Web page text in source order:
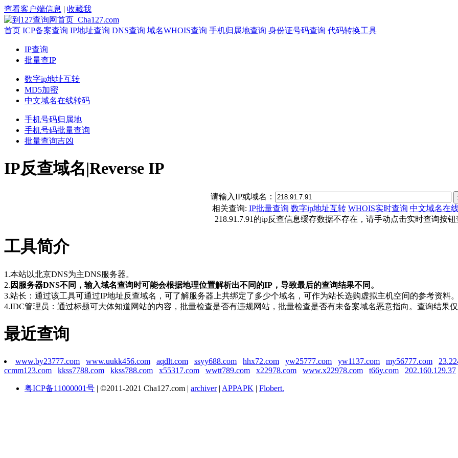
查看客户端信息 | 收藏我
首页 ICP备案查询 IP地址查询 DNS查询 域名WHOIS查询 手机归属地查询 身份证号码查询 代码转换工具
IP查询
批量查IP
数字ip地址互转
MD5加密
中文域名在线转码
手机号码归属地
手机号码批量查询
批量查询吉凶
IP反查域名|Reverse IP
请输入IP或域名：
相关查询: IP批量查询 数字ip地址互转 WHOIS实时查询 中文域名在
218.91.7.91的ip反查信息缓存数据不存在，请手动点击实时查询按钮
工具简介
1.本站以北京DNS为主DNS服务器。
2. 因服务器DNS不同，输入域名查询时可能会根据地理位置解析出不同的IP，导致最后的查询结果不同。
3.站长：通过该工具可通过IP地址反查域名，可了解服务器上共绑定了多少个域名，可作为站长选购虚拟主机空间的参考资料。
4.IDC管理员：通过标题可大体知道网站的内容，批量检查是否有违规网站，批量检查是否有未备案域名恶意指向。查询结果仅
最近查询
www.by23777.com www.uukk456.com aqdlt.com ssyy688.com hhx72.com yw25777.com yw1137.com my56777.com
ccmm123.com
kkss7788.com kkss788.com x55317.com wwtt789.com x22978.com www.x22978.com t66y.com 202.160.129.37
粤ICP备11000001号 | ©2011-2021 Cha127.com | archiver| APPAPK | Flobert.